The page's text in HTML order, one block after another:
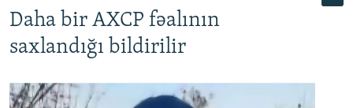
Daha bir AXCP fəalının
saxlandığı bildirilir